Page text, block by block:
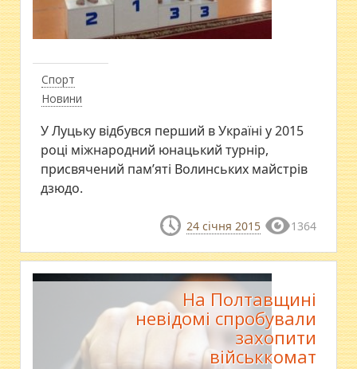
Спорт
Новини
У Луцьку відбувся перший в Україні у 2015
році міжнародний юнацький турнір,
присвячений пам’яті Волинських майстрів
дзюдо.
24 січня 2015 1364
На Полтавщині
невідомі спробували
захопити
військкомат